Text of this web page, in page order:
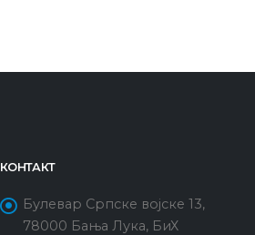
КОНТАКТ
Булевар Српске војске 13,
78000 Бања Лука, БиХ